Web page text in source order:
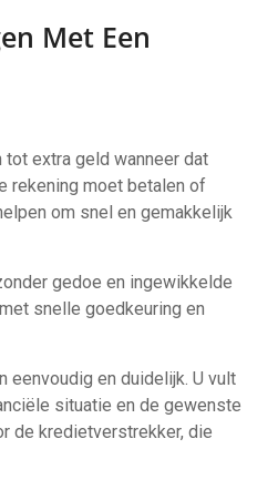
Met Een
tot extra geld wanneer dat
rekening moet betalen of
om snel en gemakkelijk
gedoe en ingewikkelde
snelle goedkeuring en
eenvoudig en duidelijk. U vult
situatie en de gewenste
de kredietverstrekker, die